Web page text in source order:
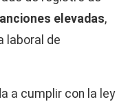
elevadas,
laboral de
a cumplir con la ley